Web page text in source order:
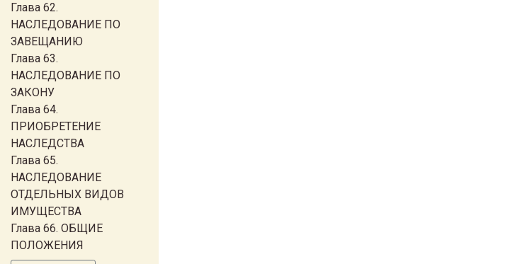
Глава 62.
НАСЛЕДОВАНИЕ ПО
ЗАВЕЩАНИЮ
Глава 63.
НАСЛЕДОВАНИЕ ПО
ЗАКОНУ
Глава 64.
ПРИОБРЕТЕНИЕ
НАСЛЕДСТВА
Глава 65.
НАСЛЕДОВАНИЕ
ОТДЕЛЬНЫХ ВИДОВ
ИМУЩЕСТВА
Глава 66. ОБЩИЕ
ПОЛОЖЕНИЯ